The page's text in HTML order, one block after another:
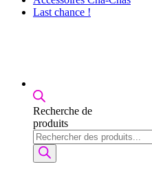
Last chance !
Recherche de
produits